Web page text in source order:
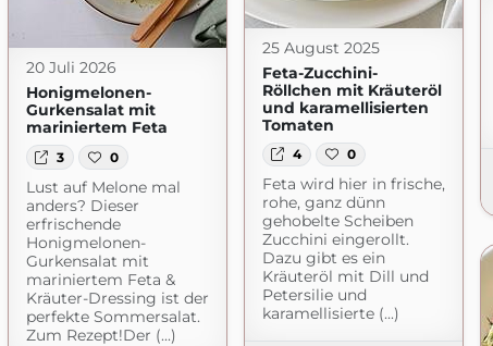
25 August 2025
Feta-Zucchini-
Röllchen mit Kräuteröl
und karamellisierten
Tomaten
4 0
Feta wird hier in frische,
rohe, ganz dünn
gehobelte Scheiben
Zucchini eingerollt.
Dazu gibt es ein
Kräuteröl mit Dill und
Petersilie und
karamellisierte (...)
20 Juli 2026
Honigmelonen-
Gurkensalat mit
mariniertem Feta
3 0
Lust auf Melone mal
anders? Dieser
erfrischende
Honigmelonen-
Gurkensalat mit
mariniertem Feta &
Kräuter-Dressing ist der
perfekte Sommersalat.
Zum Rezept!Der (...)